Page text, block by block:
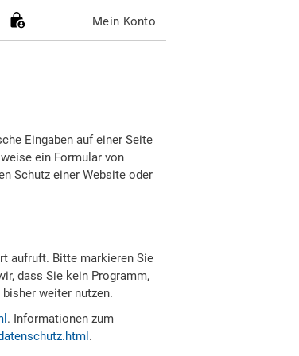
Mein Konto
Eingaben auf einer Seite
ein Formular von
Schutz einer Website oder
aufruft. Bitte markieren Sie
dass Sie kein Programm,
weiter nutzen.
. Informationen zum
.